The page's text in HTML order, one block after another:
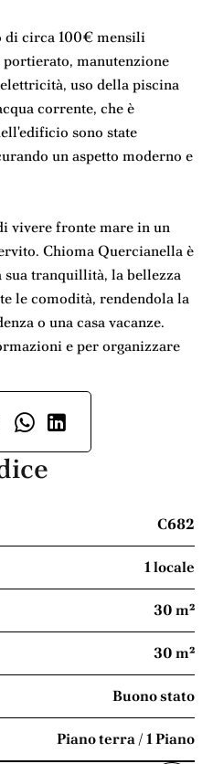
di circa 100€ mensili
manutenzione
uso della piscina
corrente, che è
sono state
un aspetto moderno e
vivere fronte mare in un
Chioma Quercianella è
tranquillità, la bellezza
le comodità, rendendola la
o una casa vacanze.
e per organizzare
C682
1 locale
30 m²
30 m²
Buono stato
Piano terra / 1 Piano